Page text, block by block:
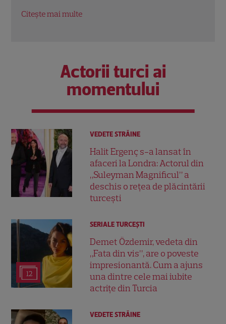
Citește mai multe
Actorii turci ai
momentului
VEDETE STRĂINE
Halit Ergenç s-a lansat în
afaceri la Londra: Actorul din
„Suleyman Magnificul” a
deschis o rețea de plăcintării
turcești
12
SERIALE TURCEŞTI
Demet Özdemir, vedeta din
„Fata din vis”, are o poveste
impresionantă. Cum a ajuns
una dintre cele mai iubite
actrițe din Turcia
VEDETE STRĂINE